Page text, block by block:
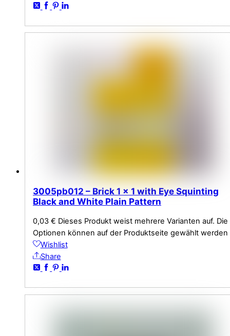
3005pb012 – Brick 1 x 1 with Eye Squinting
Black and White Plain Pattern
0,03 € Dieses Produkt weist mehrere Varianten auf. Die
Optionen können auf der Produktseite gewählt werden
Wishlist
Share